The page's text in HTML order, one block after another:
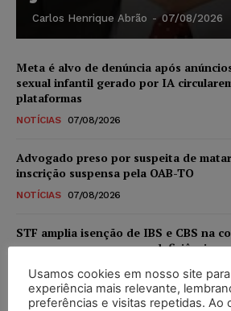
Carlos Henrique Abrão - 07/08/2026
Meta é alvo de denúncia após
sexual infantil gerado por IA
plataformas
NOTÍCIAS 07/08/2026
Advogado preso por suspeita de
inscrição suspensa pela OAB-TO
NOTÍCIAS 07/08/2026
STF amplia isenção de IBS e CBS na
novos para pessoas com deficiência e
DIREITO TRIBUTÁRIO 07/08/2026
Usamos cookies em nosso site
experiência mais relevante,
preferências e visitas repetidas. Ao